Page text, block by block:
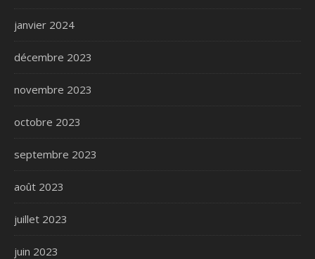
janvier 2024
décembre 2023
novembre 2023
octobre 2023
septembre 2023
août 2023
juillet 2023
juin 2023